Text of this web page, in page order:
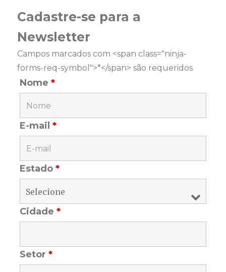
Cadastre-se para a
Newsletter
Campos marcados com <span class="ninja-
forms-req-symbol">*</span> são requeridos
Nome*
E-mail*
Estado*
Cidade*
Setor*